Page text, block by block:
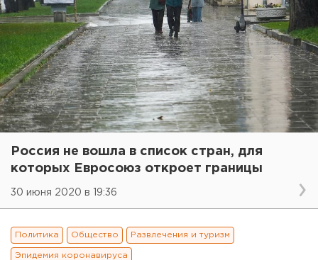
Россия не вошла в список стран, для
которых Евросоюз откроет границы
30 июня 2020 в 19:36
Политика Общество Развлечения и туризм
Эпидемия коронавируса